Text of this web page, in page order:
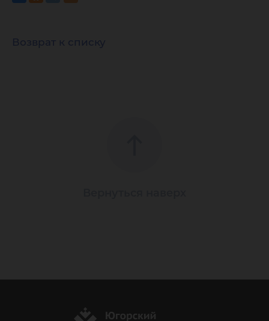
Возврат к списку